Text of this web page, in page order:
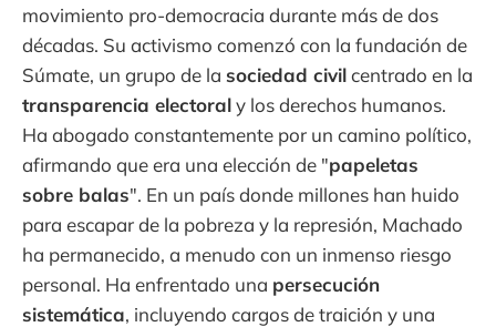
movimiento pro-democracia durante más de dos
décadas. Su activismo comenzó con la fundación de
Súmate, un grupo de la sociedad civilcentrado en la
transparencia electoraly los derechos humanos.
Ha abogado constantemente por un camino político,
afirmando que era una elección de "papeletas
sobre balas". En un país donde millones han huido
para escapar de la pobreza y la represión, Machado
ha permanecido, a menudo con un inmenso riesgo
personal. Ha enfrentado una persecución
sistemática, incluyendo cargos de traición y una